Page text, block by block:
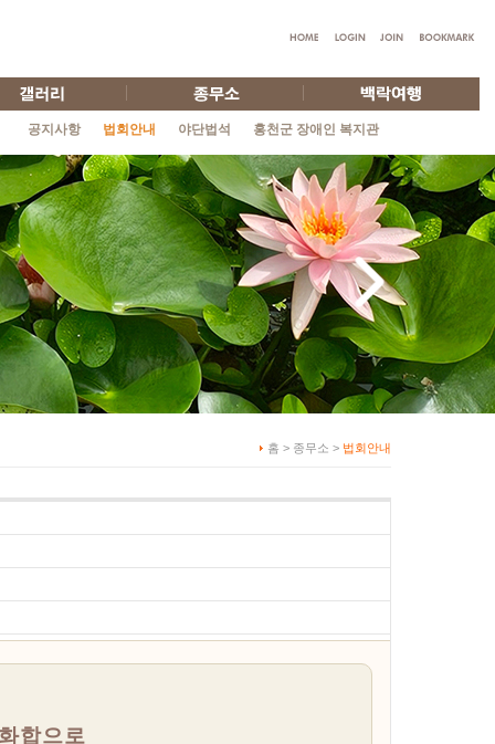
공지사항 법회안내 야단법석 홍천군 장애인 복지관
홈 > 종무소 > 법회안내
합으로